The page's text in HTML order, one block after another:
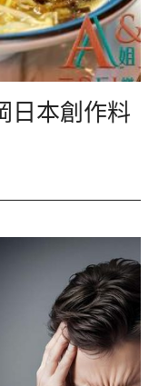
日本創作料